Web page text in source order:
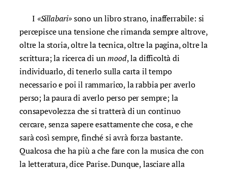
I «Sillabari»sono un libro strano, inafferrabile: si
percepisce una tensione che rimanda sempre altrove,
oltre la storia, oltre la tecnica, oltre la pagina, oltre la
scrittura; la ricerca di unmood, la difficoltà di
individuarlo, di tenerlo sulla carta il tempo
necessario e poi il rammarico, la rabbia per averlo
perso; la paura di averlo perso per sempre; la
consapevolezza che si tratterà di un continuo
cercare, senza sapere esattamente che cosa, e che
sarà così sempre, finché si avrà forza bastante.
Qualcosa che ha più a che fare con la musica che con
la letteratura, dice Parise. Dunque, lasciare alla